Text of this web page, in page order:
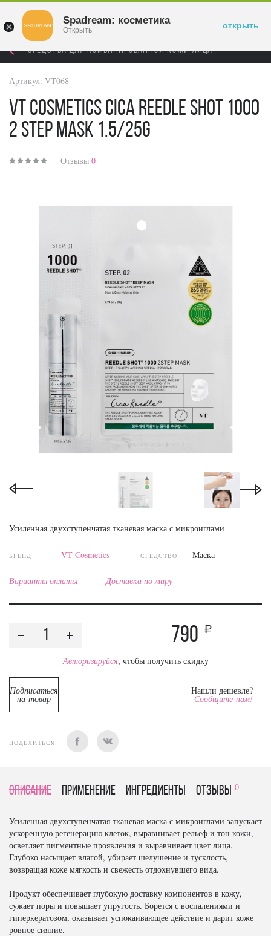
СРЕДСТВА ДЛЯ КОМБИНИРОВАННОЙ КОЖИ ЛИЦА
Артикул: VT068
VT Cosmetics Cica Reedle Shot 1000
2 Step Mask 1.5/25g
Отзывы 0
Усиленная двухступенчатая тканевая маска с микроиглами
БРЕНД VT Cosmetics СРЕДСТВО Маска
Варианты оплаты Доставка по миру
790 a
Авторизируйся, чтобы получить скидку
Подписаться
на товар
Нашли дешевле?
Сообщите нам!
ПОДЕЛИТЬСЯ
Описание Применение Ингредиенты отзывы 0
Усиленная двухступенчатая тканевая маска с микроиглами запускает
ускоренную регенерацию клеток, выравнивает рельеф и тон кожи,
осветляет пигментные проявления и выравнивает цвет лица.
Глубоко насыщает влагой, убирает шелушение и тусклость,
возвращая коже мягкость и свежесть отдохнувшего вида.
Продукт обеспечивает глубокую доставку компонентов в кожу,
сужает поры и повышает упругость. Борется с воспалениями и
гиперкератозом, оказывает успокаивающее действие и дарит коже
ровное сияние.
Spadream: косметика
Открыть открыть